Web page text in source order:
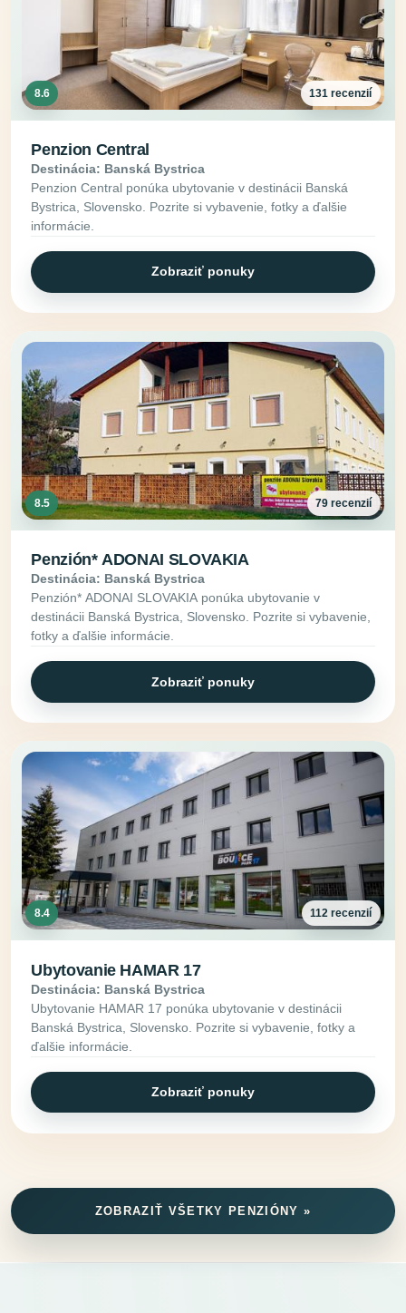
8.6 131 recenzií
Penzion Central
Destinácia: Banská Bystrica
Penzion Central ponúka ubytovanie v destinácii Banská
Bystrica, Slovensko. Pozrite si vybavenie, fotky a ďalšie
informácie.
Zobraziť ponuky
8.5 79 recenzií
Penzión* ADONAI SLOVAKIA
Destinácia: Banská Bystrica
Penzión* ADONAI SLOVAKIA ponúka ubytovanie v
destinácii Banská Bystrica, Slovensko. Pozrite si vybavenie,
fotky a ďalšie informácie.
Zobraziť ponuky
8.4 112 recenzií
Ubytovanie HAMAR 17
Destinácia: Banská Bystrica
Ubytovanie HAMAR 17 ponúka ubytovanie v destinácii
Banská Bystrica, Slovensko. Pozrite si vybavenie, fotky a
ďalšie informácie.
Zobraziť ponuky
ZOBRAZIŤ VŠETKY PENZIÓNY »